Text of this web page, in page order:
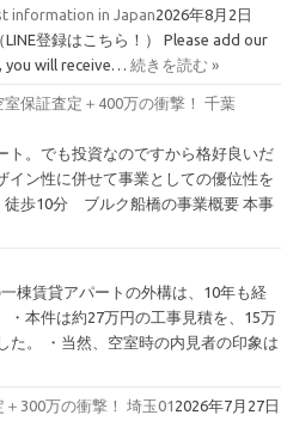
information in Japan2026年8月2日
LINE登録はこちら！） Please add our
you will receive… 続きを読む »
保証査定＋400万の衝撃！ 千葉
ト。でも投資なのですから格好良いだ
イン性に併せて事業としての優位性を
歩10分 ブルク船橋の事業概要 本事
棟賃貸アパートの外構は、10年も経
・本件は約27万円の工事見積を、15万
た。 ・当然、空室時の内見者の印象は
300万の衝撃！ 埼玉01 2026年7月27日